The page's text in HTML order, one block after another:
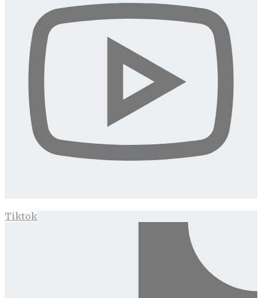
Tiktok